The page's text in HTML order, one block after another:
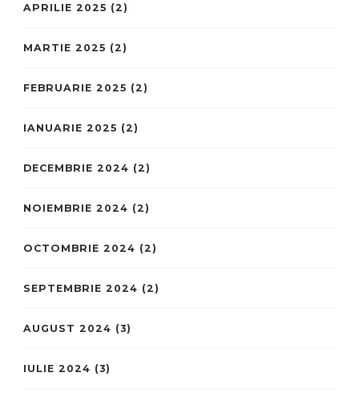
APRILIE 2025 (2)
MARTIE 2025 (2)
FEBRUARIE 2025 (2)
IANUARIE 2025 (2)
DECEMBRIE 2024 (2)
NOIEMBRIE 2024 (2)
OCTOMBRIE 2024 (2)
SEPTEMBRIE 2024 (2)
AUGUST 2024 (3)
IULIE 2024 (3)